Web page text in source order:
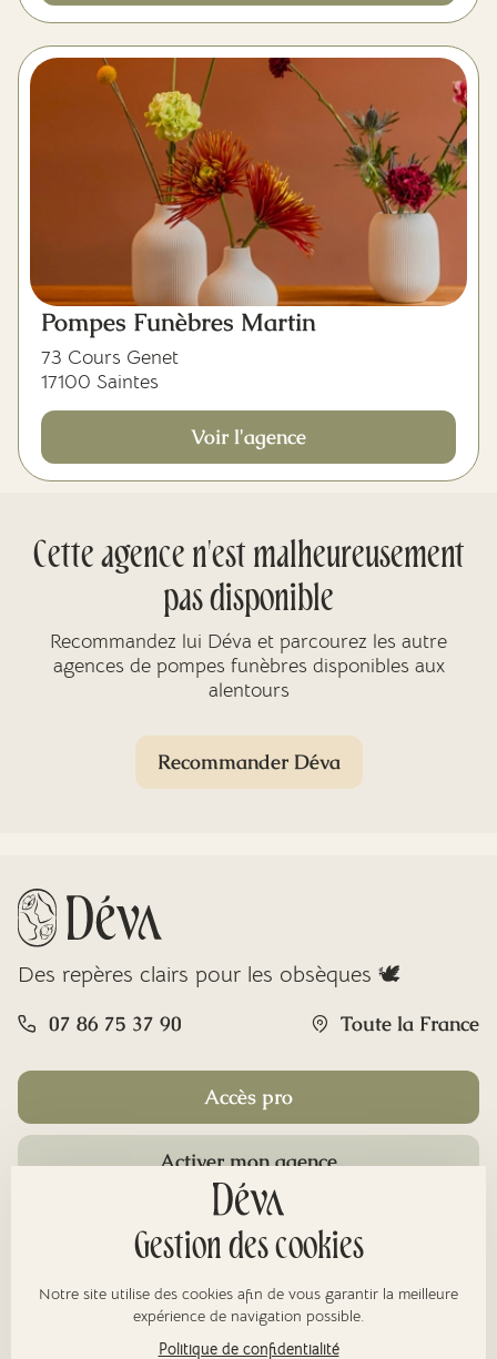
Pompes Funèbres Martin
73 Cours Genet
17100 Saintes
Voir l'agence
Cette agence n'est malheureusement
pas disponible
Recommandez lui Déva et parcourez les autre
agences de pompes funèbres disponibles aux
alentours
Recommander Déva
Des repères clairs pour les obsèques 🕊️
07 86 75 37 90 Toute la France
Accès pro
Activer mon agence
Gestion des cookies
Notre site utilise des cookies afin de vous garantir la meilleure
expérience de navigation possible.
Politique de confidentialité